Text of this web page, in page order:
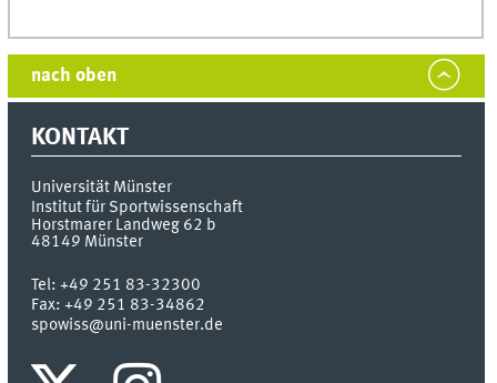
nach oben
KONTAKT
Universität Münster
Institut für Sportwissenschaft
Horstmarer Landweg 62 b
48149 Münster
Tel:+49 251 83-32300
Fax:+49 251 83-34862
spowiss@uni-muenster.de